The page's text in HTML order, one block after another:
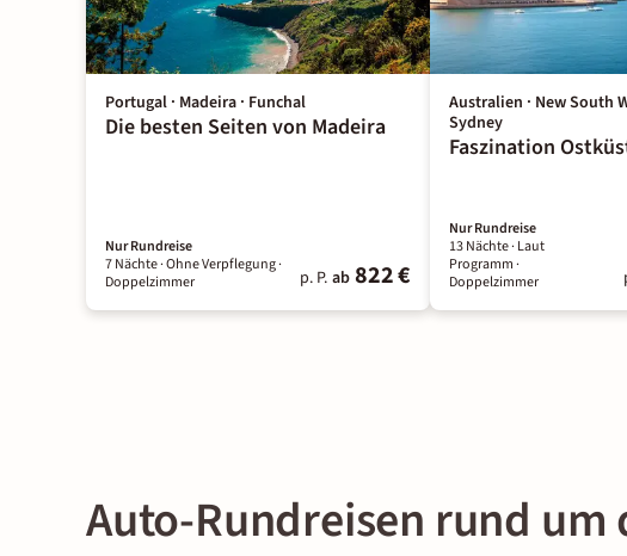
Portugal · Madeira · Funchal
Die besten Seiten von Madeira
Nur Rundreise
7 Nächte· Ohne Verpflegung·
Doppelzimmer
p. P. ab 822 €
Australien · New South
Sydney
Faszination
Nur Rundreise
13 Nächte· Laut
Programm·
Doppelzimmer
Auto-Rundreisen rund um